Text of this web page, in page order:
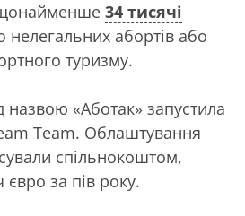
щонайменше 34 тисячі
нелегальних абортів або
туризму.
назвою «Аботак» запустила
Team. Облаштування
спільнокоштом,
за пів року.